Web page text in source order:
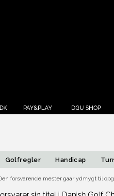
PAY&PLAY DGU SHOP
Golfregler Handicap
forsvarende mester gaar ydmygt til